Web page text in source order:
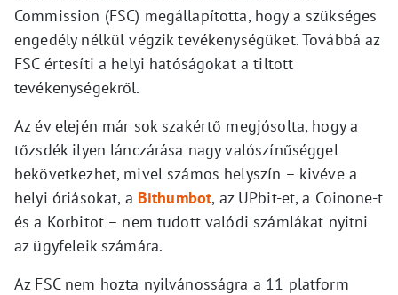
Commission (FSC) megállapította, hogy a szükséges
engedély nélkül végzik tevékenységüket. Továbbá az
FSC értesíti a helyi hatóságokat a tiltott
tevékenységekről.
Az év elején már sok szakértő megjósolta, hogy a
tőzsdék ilyen lánczárása nagy valószínűséggel
bekövetkezhet, mivel számos helyszín – kivéve a
helyi óriásokat, a Bithumbot, az UPbit-et, a Coinone-t
és a Korbitot – nem tudott valódi számlákat nyitni
az ügyfeleik számára.
Az FSC nem hozta nyilvánosságra a 11 platform